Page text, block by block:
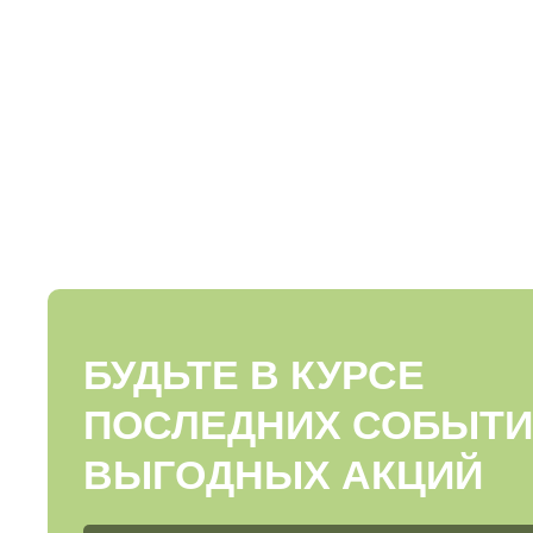
БУДЬТЕ В КУРСЕ
ПОСЛЕДНИХ
ВЫГОДНЫХ АКЦИЙ